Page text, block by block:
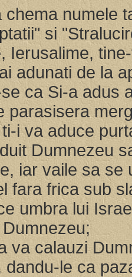
chema numele
si
Ierusalime,
adunati de la
ca Si-a adus
parasisera
i va aduce
Dumnezeu
iar vaile sa se
fara frica sub
umbra lui
va calauzi
dandu-le ca